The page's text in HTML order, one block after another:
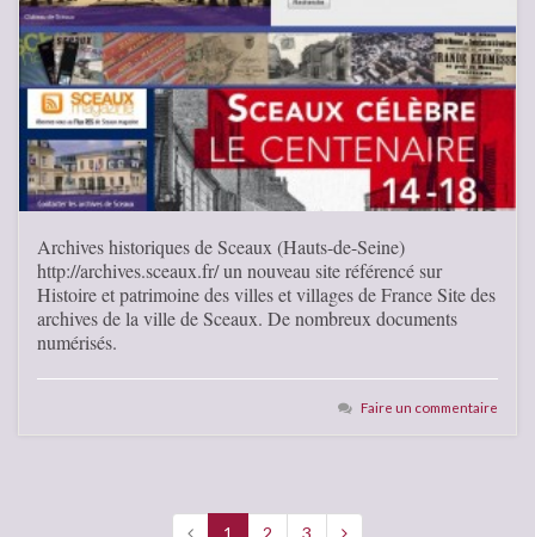
Archives historiques de Sceaux (Hauts-de-Seine)
http://archives.sceaux.fr/ un nouveau site référencé sur
Histoire et patrimoine des villes et villages de France Site des
archives de la ville de Sceaux. De nombreux documents
numérisés.
Faire un commentaire
1 2 3